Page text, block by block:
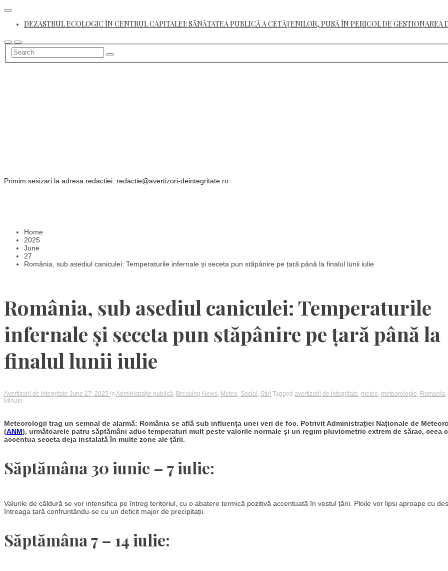
Skip
contentDEZASTRUL ECOLOGIC ÎN CENTRUL CAPITALEI: SĂNĂTATEA PUBLICĂ A CETĂȚENILOR, PUSĂ ÎN PERICOL DE GESTIONAREA
Primim sesizari la adresa redactiei: redactie@avertizori-deintegritate.ro
Home
2025
June
27
România, sub asediul caniculei: Temperaturile infernale și seceta pun stăpânire pe țară până la finalul lunii iulie
România, sub asediul caniculei: Temperaturile
infernale și seceta pun stăpânire pe țară până la
finalul lunii iulie
Avertizorii de Integritate June 27, 2025 in Administrație publică, Breaking News, Meteo, Social , Stiri Tagged avertizorii de integritate, meteo, meteorologie, Romania,
Minute
Meteorologii trag un semnal de alarmă: România se află sub influența unei veri de foc. Potrivit Administrației Naționale de
(ANM), următoarele patru săptămâni aduc temperaturi mult peste valorile normale și un regim pluviometric extrem de sărac, ceea
accentua seceta deja instalată în multe zone ale țării.
Săptămâna 30 iunie – 7 iulie:
Valurile de căldură se vor intensifica pe întreg teritoriul, cu o abatere termică pozitivă accentuată în vestul țării. Ploile vor lipsi aproape cu
întreaga țară confruntându-se cu un deficit major de precipitații.
Săptămâna 7 – 14 iulie: